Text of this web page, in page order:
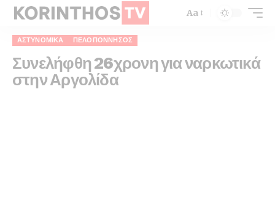
Aa
ΑΣΤΥΝΟΜΙΚΆ ΠΕΛΟΠΌΝΝΗΣΟΣ
Συνελήφθη 26χρονη για ναρκωτικά
στην Αργολίδα